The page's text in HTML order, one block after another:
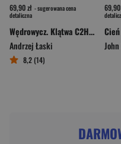
69,90 zł - sugerowana cena
detaliczna
Wędrowycz. Klątwa C2H5OH
Andrzej Łaski
8,2 (14)
69,90